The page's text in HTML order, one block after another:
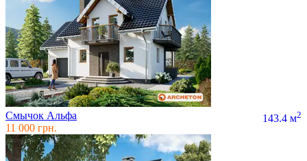
Смычок Альфа 143.4 м2
11 000 грн.